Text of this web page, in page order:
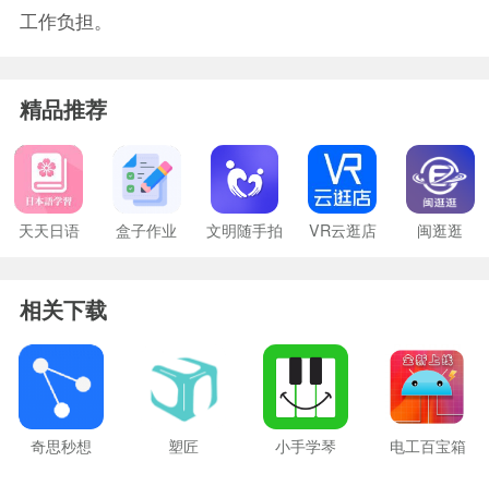
工作负担。
精品推荐
天天日语 盒子作业 文明随手拍 VR云逛店 闽逛逛
相关下载
奇思秒想 塑匠 小手学琴 电工百宝箱